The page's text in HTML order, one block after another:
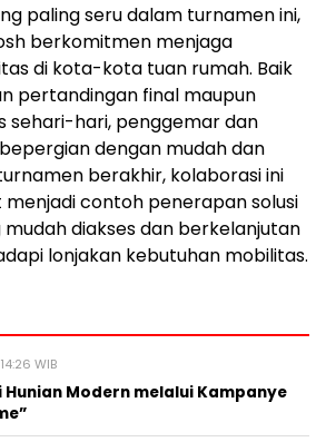
paling seru dalam turnamen ini,
berkomitmen menjaga
di kota-kota tuan rumah. Baik
pertandingan final maupun
sehari-hari, penggemar dan
dengan mudah dan
berakhir, kolaborasi ini
contoh penerapan solusi
diakses dan berkelanjutan
lonjakan kebutuhan mobilitas.
WIB
Hunian Modern melalui Kampanye